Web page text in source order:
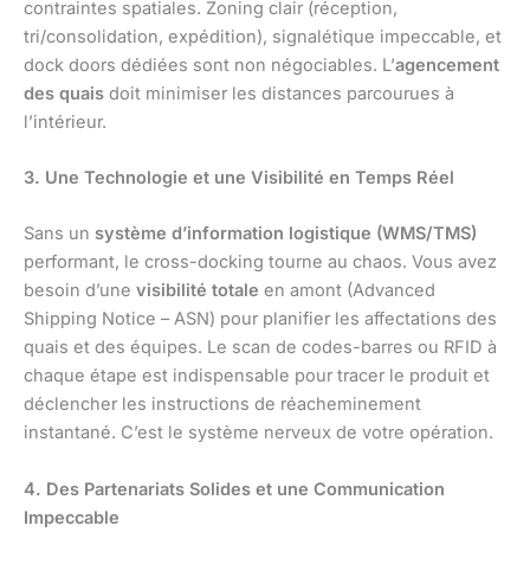
contraintes spatiales. Zoning clair (réception,
tri/consolidation, expédition), signalétique impeccable, et
dock doors dédiées sont non négociables. L’agencement
des quais doit minimiser les distances parcourues à
l’intérieur.
3. Une Technologie et une Visibilité en Temps Réel
Sans un système d’information logistique (WMS/TMS)
performant, le cross-docking tourne au chaos. Vous avez
besoin d’une visibilité totale en amont (Advanced
Shipping Notice – ASN) pour planifier les affectations des
quais et des équipes. Le scan de codes-barres ou RFID à
chaque étape est indispensable pour tracer le produit et
déclencher les instructions de réacheminement
instantané. C’est le système nerveux de votre opération.
4. Des Partenariats Solides et une Communication
Impeccable